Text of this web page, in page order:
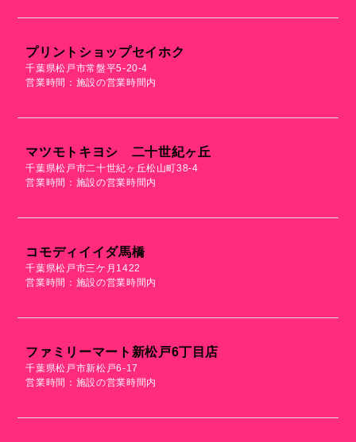
プリントショップセイホク
千葉県松戸市常盤平5-20-4
営業時間：施設の営業時間内
マツモトキヨシ 二十世紀ヶ丘
千葉県松戸市二十世紀ヶ丘松山町38-4
営業時間：施設の営業時間内
コモディイイダ馬橋
千葉県松戸市三ケ月1422
営業時間：施設の営業時間内
ファミリーマート新松戸6丁目店
千葉県松戸市新松戸6-17
営業時間：施設の営業時間内